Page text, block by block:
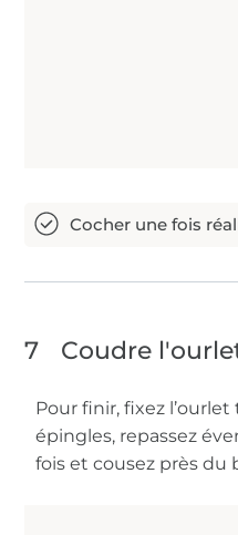
7 Coudre
Pour finir, fixez
épingles, repassez
fois et cousez près du